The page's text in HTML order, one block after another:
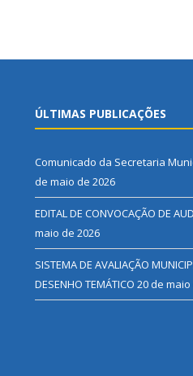
ÚLTIMAS PUBLICAÇÕES
Comunicado da Secretaria
de maio de 2026
EDITAL DE CONVOCAÇÃO DE
maio de 2026
SISTEMA DE AVALIAÇÃO
DESENHO TEMÁTICO 20 de maio